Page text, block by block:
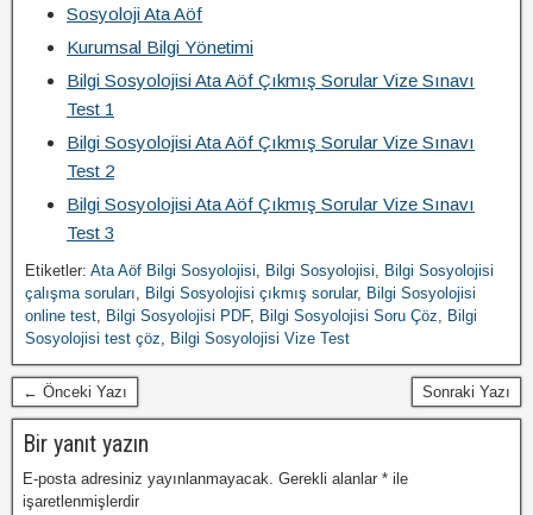
Sosyoloji Ata Aöf
Kurumsal Bilgi Yönetimi
Bilgi Sosyolojisi Ata Aöf Çıkmış Sorular Vize Sınavı
Test 1
Bilgi Sosyolojisi Ata Aöf Çıkmış Sorular Vize Sınavı
Test 2
Bilgi Sosyolojisi Ata Aöf Çıkmış Sorular Vize Sınavı
Test 3
Etiketler: Ata Aöf Bilgi Sosyolojisi, Bilgi Sosyolojisi, Bilgi Sosyolojisi
çalışma soruları, Bilgi Sosyolojisi çıkmış sorular, Bilgi Sosyolojisi
online test, Bilgi Sosyolojisi PDF, Bilgi Sosyolojisi Soru Çöz, Bilgi
Sosyolojisi test çöz, Bilgi Sosyolojisi Vize Test
← Önceki Yazı Sonraki Yazı
Bir yanıt yazın
E-posta adresiniz yayınlanmayacak. Gerekli alanlar * ile
işaretlenmişlerdir